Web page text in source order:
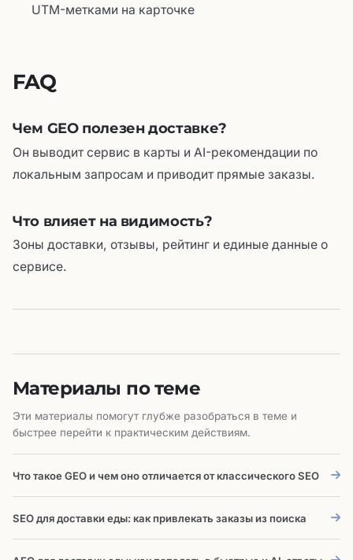
UTM-метками на карточке
FAQ
Чем GEO полезен доставке?
Он выводит сервис в карты и AI-рекомендации по
локальным запросам и приводит прямые заказы.
Что влияет на видимость?
Зоны доставки, отзывы, рейтинг и единые данные о
сервисе.
Материалы по теме
Эти материалы помогут глубже разобраться в теме и
быстрее перейти к практическим действиям.
Что такое GEO и чем оно отличается от классического SEO
SEO для доставки еды: как привлекать заказы из поиска